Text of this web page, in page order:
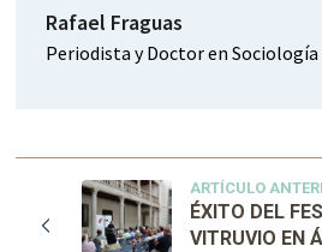
Rafael Fraguas
Periodista y Doctor en Sociología
ARTÍCULO
ÉXITO DEL
VITRUVIO EN